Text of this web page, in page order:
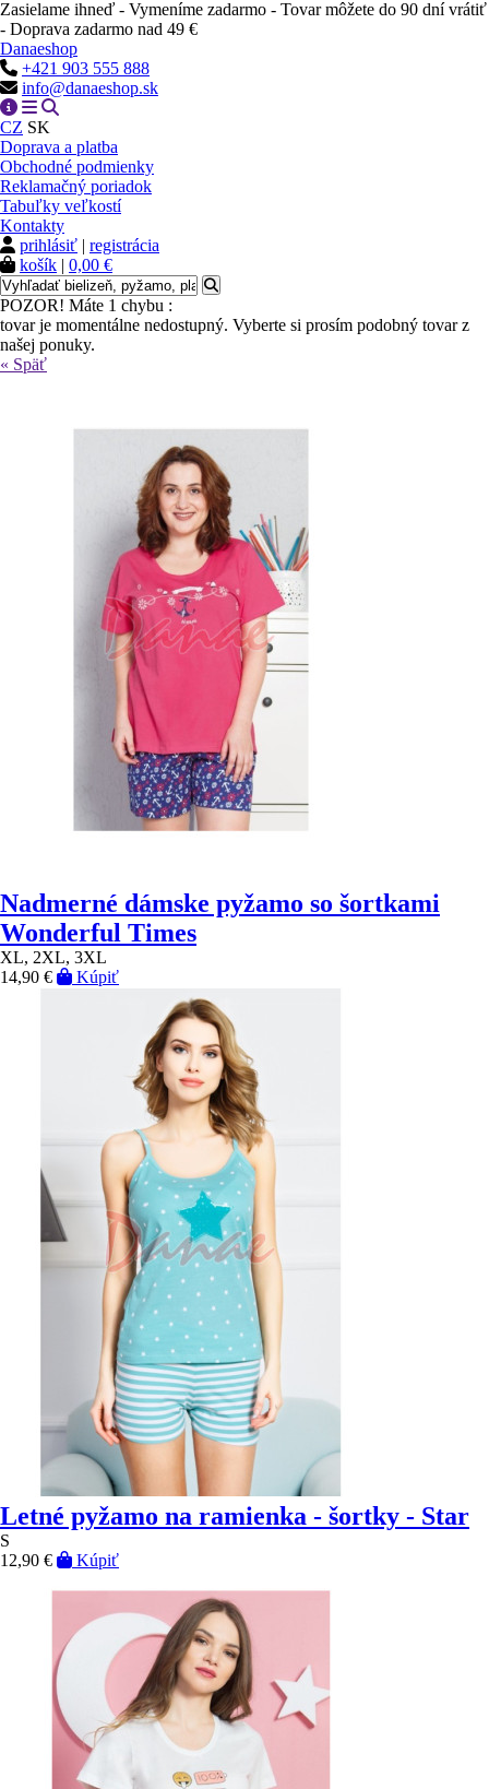
Zasielame ihneď - Vymeníme zadarmo - Tovar môžete do 90 dní vrátiť
- Doprava zadarmo nad 49 €
Danaeshop
+421 903 555 888
info@danaeshop.sk
CZ SK
Doprava a platba
Obchodné podmienky
Reklamačný poriadok
Tabuľky veľkostí
Kontakty
prihlásiť | registrácia
košík | 0,00 €
POZOR! Máte 1 chybu :
tovar je momentálne nedostupný. Vyberte si prosím podobný tovar z
našej ponuky.
« Späť
Nadmerné dámske pyžamo so šortkami
Wonderful Times
XL, 2XL, 3XL
14,90 €
Kúpiť
Letné pyžamo na ramienka - šortky - Star
S
12,90 €
Kúpiť